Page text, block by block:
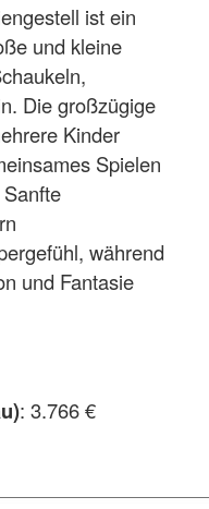
ist ein
und kleine
Die großzügige
Kinder
Spielen
während
und Fantasie
: 3.766 €